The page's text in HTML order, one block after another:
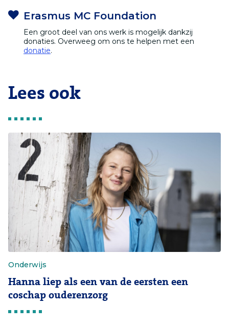
Erasmus MC Foundation
Een groot deel van ons werk is mogelijk dankzij
donaties. Overweeg om ons te helpen met een
donatie.
Lees ook
Onderwijs
Hanna liep als een van de eersten een
coschap ouderenzorg